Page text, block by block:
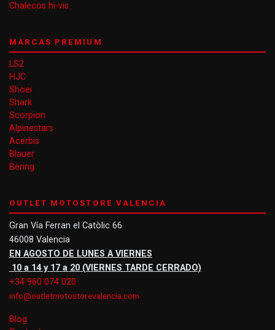
Chalecos hi-vis
MARCAS PREMIUM
LS2
HJC
Shoei
Shark
Scorpion
Alpinestars
Acerbis
Blauer
Bering
OUTLET MOTOSTORE VALENCIA
Gran Vía Ferran el Catòlic 66
46008 Valencia
EN AGOSTO DE LUNES A VIERNES
10 a 14 y 17 a 20 (VIERNES TARDE CERRADO)
+34 960 074 020
info@outletmotostorevalencia.com
Blog